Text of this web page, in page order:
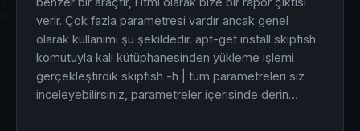
verir. Çok fazla parametresi vardır ancak genel
olarak kullanımı şu şekildedir. apt-get install skipfish
komutuyla kali kütüphanesinden yükleme işlemi
gerçekleştirdik skipfish -h | tüm parametreleri siz
inceleyebilirsiniz, parametreler içerisinde derin…